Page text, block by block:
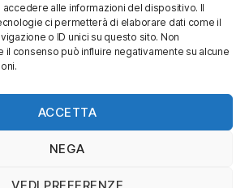
alle informazioni del dispositivo. Il
ci permetterà di elaborare dati come il
o ID unici su questo sito. Non
il consenso può influire negativamente su alcune
ACCETTA
NEGA
VEDI PREFERENZE
id="3"]